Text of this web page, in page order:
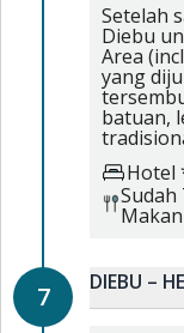
Setelah
Diebu
Area
yang
batuan,
Hotel
7 DIEBU –